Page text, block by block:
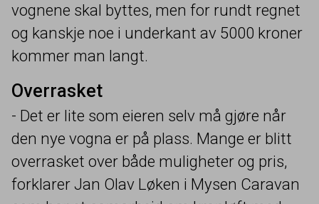
vognene skal byttes, men for rundt regnet
og kanskje noe i underkant av 5000 kroner
kommer man langt.
Overrasket
- Det er lite som eieren selv må gjøre når
den nye vogna er på plass. Mange er blitt
overrasket over både muligheter og pris,
forklarer Jan Olav Løken i Mysen Caravan